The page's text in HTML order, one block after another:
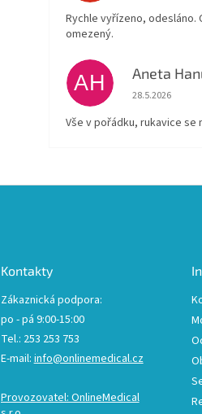
Rychle vyřízeno,
omezený.
AH Aneta
Hodnocení
28.5.2026
Vše v pořádku, rukavice
Kontakty
Zákaznická podpora:
po - pá 9:00-15:00
Tel.: 253 253 753
E-mail:info@onlinemedical.cz
Provozovatel: OnlineMedical